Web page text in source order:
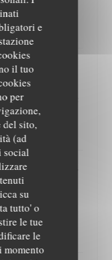
e
il tuo
per
del sito,
(ad
social
su
tutto' o
le tue
le
momento
d’attente)
au poivre ou
au choix
en plein air et
gage de qualité
et au bœuf
au vin rouge ,
de bœuf
pain maison